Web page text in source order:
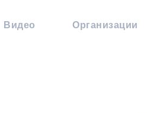
Видео Организации